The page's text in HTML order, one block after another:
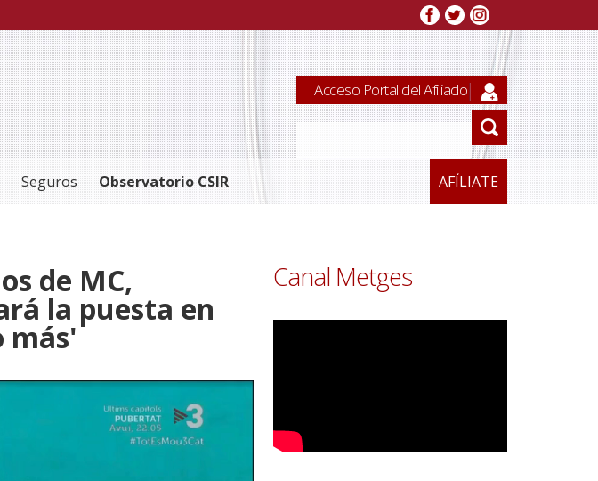
Seguros Observatorio CSIR AFÍLIATE
Acceso Portal del Afiliado
de MC,
la puesta en
más'
Canal Metges